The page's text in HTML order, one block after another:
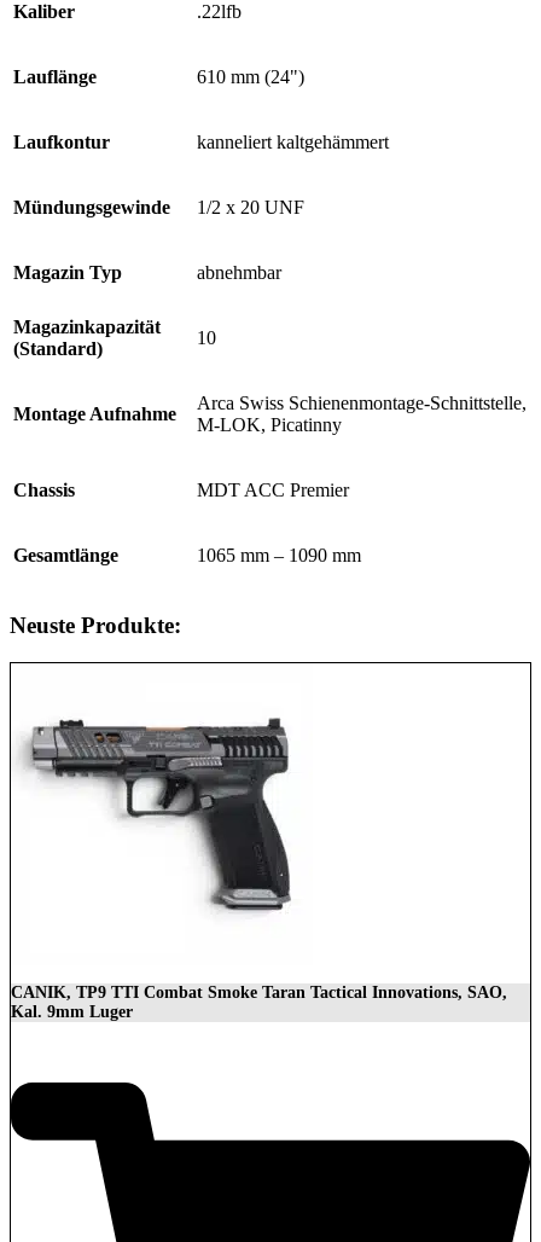
Kaliber .22lfb
Lauflänge 610 mm (24")
Laufkontur kanneliert kaltgehämmert
Mündungsgewinde 1/2 x 20 UNF
Magazin Typ abnehmbar
Magazinkapazität
(Standard)
10
Montage Aufnahme
Arca Swiss Schienenmontage-Schnittstelle,
M-LOK, Picatinny
Chassis MDT ACC Premier
Gesamtlänge 1065 mm – 1090 mm
Neuste Produkte:
CANIK, TP9 TTI Combat Smoke Taran Tactical Innovations, SAO,
Kal. 9mm Luger